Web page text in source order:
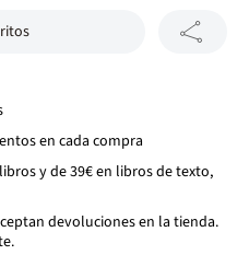
en cada compra
y de 39€ en libros de texto,
devoluciones en la tienda.